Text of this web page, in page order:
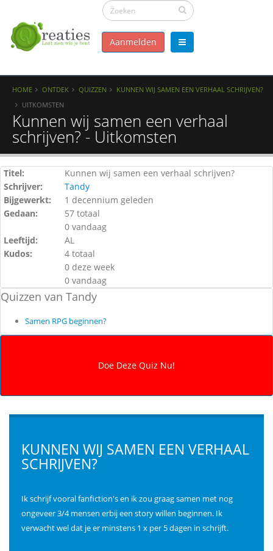
Aanmelden
HOME ONTDEK QUIZZEN
KUNNEN WIJ SAMEN EEN VERHAAL SCHRIJVEN?
UITKOMSTEN
Kunnen wij samen een verhaal
schrijven? - Uitkomsten
Titel:
Kunnen wij samen een verhaal schrijven?
Schrijver:
Tandy
Bijgewerkt:
1 decennium geleden
Gedaan:
57 totaal
0 vandaag
Leeftijd:
AL
Kudos:
4 totaal
0 deze week
0 vandaag
Quizzen van Tandy
Samen RPG beginnen?
KUNNEN WIJ SAMEN EEN VERHAAL
SCHRIJVEN?
Ik schrijf vooral fanfiction's en ik zou graag samen met nog
ongeveer 3/4 mensen erbij een story willen beginnen. Ik
verwacht wel dat je er minstens 1 x per 5 dagen in schrijft.